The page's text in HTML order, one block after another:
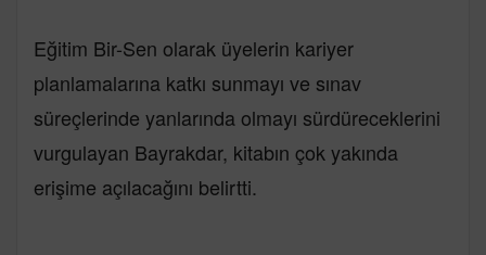
Eğitim Bir-Sen olarak üyelerin kariyer
planlamalarına katkı sunmayı ve sınav
süreçlerinde yanlarında olmayı sürdüreceklerini
vurgulayan Bayrakdar, kitabın çok yakında
erişime açılacağını belirtti.